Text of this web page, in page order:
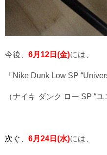
今後、 6月12日(金)には、
「Nike Dunk Low SP
（ナイキ ダンク ロー SP “
次ぐ、 6月24日(水)には、